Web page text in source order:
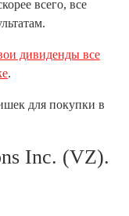
всего, все
дивиденды все
.
для покупки в
Inc. (VZ).